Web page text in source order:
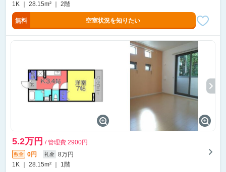
1K ｜ 28.15m² ｜ 2階
無料 空室状況を知りたい
5.2万円 / 管理費 2900円
敷金 0円 礼金
8万円
1K ｜ 28.15m² ｜ 1階